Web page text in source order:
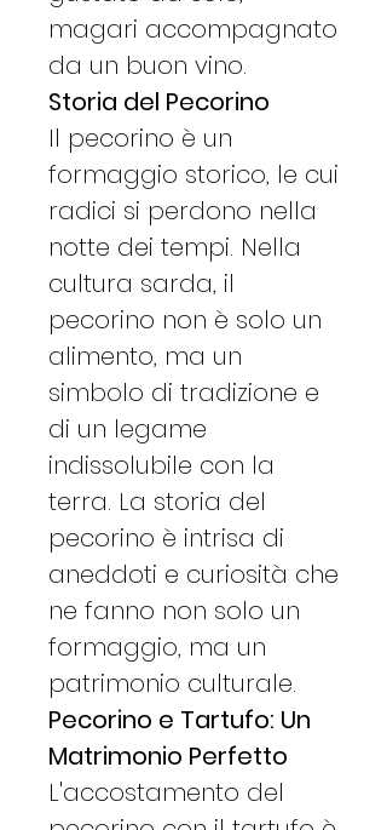
magari accompagnato
da un buon vino.
Storia del Pecorino
Il pecorino è un
formaggio storico, le cui
radici si perdono nella
notte dei tempi. Nella
cultura sarda, il
pecorino non è solo un
alimento, ma un
simbolo di tradizione e
di un legame
indissolubile con la
terra. La storia del
pecorino è intrisa di
aneddoti e curiosità che
ne fanno non solo un
formaggio, ma un
patrimonio culturale.
Pecorino e Tartufo: Un
Matrimonio Perfetto
L'accostamento del